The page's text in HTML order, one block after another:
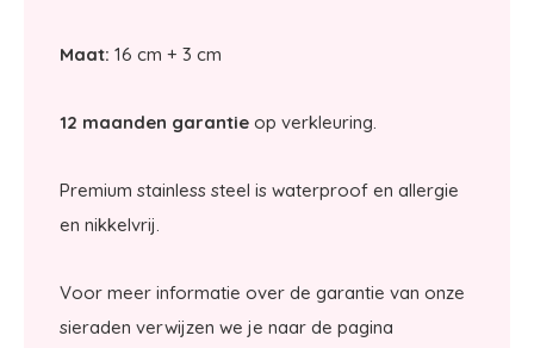
Maat: 16 cm + 3 cm
12 maanden garantie op verkleuring.
Premium stainless steel is waterproof en allergie
en nikkelvrij.
Voor meer informatie over de garantie van onze
sieraden verwijzen we je naar de pagina